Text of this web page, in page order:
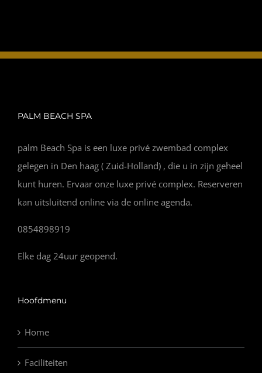
PALM BEACH SPA
palm Beach Spa is een luxe privé zwembad complex
gelegen in Den haag ( Zuid-Holland) , die u in zijn geheel
kunt huren. Ervaar onze luxe privé complex. Reserveren
kan uitsluitend online via de online agenda.
0854898919
Elke dag 24uur geopend.
Hoofdmenu
Home
Faciliteiten